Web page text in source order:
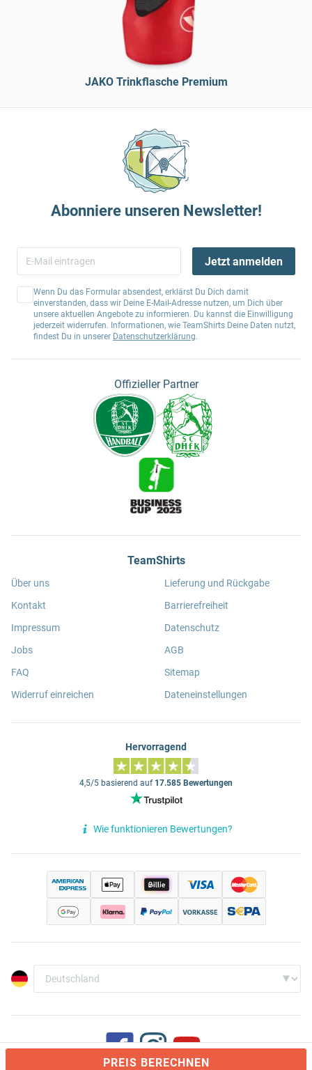
JAKO Trinkflasche Premium
PREIS BERECHNEN
Abonniere unseren Newsletter!
Jetzt anmelden
Wenn Du das Formular absendest, erklärst Du Dich damit
einverstanden, dass wir Deine E-Mail-Adresse nutzen, um Dich über
unsere aktuellen Angebote zu informieren. Du kannst die Einwilligung
jederzeit widerrufen. Informationen, wie TeamShirts Deine Daten nutzt,
findest Du in unserer Datenschutzerklärung.
Offizieller Partner
TeamShirts
Über uns
Kontakt
Impressum
Jobs
FAQ
Widerruf einreichen
Lieferung und Rückgabe
Barrierefreiheit
Datenschutz
AGB
Sitemap
Dateneinstellungen
Hervorragend
4,5/5 basierend auf 17.585 Bewertungen
Wie funktionieren Bewertungen?